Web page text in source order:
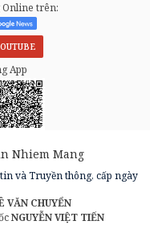
Online trên:
App
và Truyền thông, cấp ngày
VĂN CHUYỂN
NGUYỄN VIỆT TIẾN